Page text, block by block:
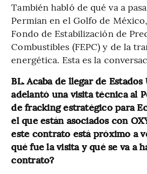
También habló de qué va a
Permian en el Golfo de
Fondo de Estabilización de
Combustibles (FEPC) y de la
energética. Esta es la
BL. Acaba de llegar de
adelantó una visita técnica al
de fracking estratégico para
el que están asociados con
este contrato está próximo a
qué fue la visita y qué se va a
contrato?